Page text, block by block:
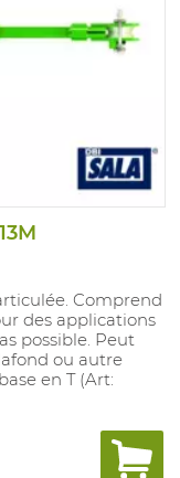
Comprend
des applications
possible. Peut
ou autre
en T (Art: